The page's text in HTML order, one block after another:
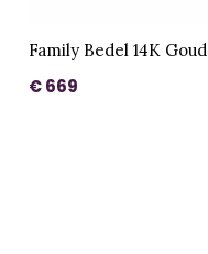
Family Bedel 14K Goud
€ 669